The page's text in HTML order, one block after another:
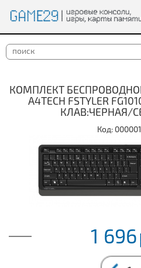
КОМПЛЕКТ
A4TECH FSTYLER
КЛАВ:ЧЕРНАЯ/
Код:
1 696